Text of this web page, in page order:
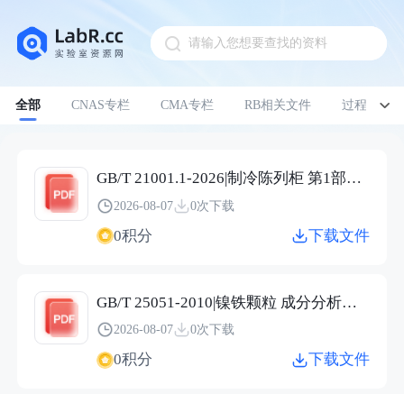
请输入您想要查找的资料
全部 CNAS专栏 CMA专栏 RB相关文件 过程管理
Pull down to refresh
GB/T 21001.1-2026|制冷陈列柜 第1部分：术语
2026-08-07 0次下载
0积分 下载文件
GB/T 25051-2010|镍铁颗粒 成分分析用样品的采取
2026-08-07 0次下载
0积分 下载文件